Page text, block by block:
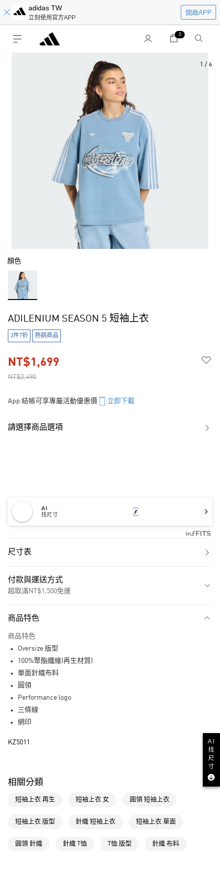
adidas TW
立刻使用官方APP
開啟APP
0
1 / 6
顏色
ADILENIUM SEASON 5 短袖上衣
3件7折 熱銷商品
NT$2,490
NT$1,699
App 結帳可享專屬活動優惠價 立即下載
請選擇商品選項
AI
找尺寸
尺寸表
付款與運送方式
超取滿NT$1,500免運
LINE Pay
全家取貨付款
萊爾富取貨付款
每筆NT$80，滿NT$1,500(含以上)免運費
7-11取貨付款
商品特色
商品特色
Oversize 版型
100%聚酯纖維(再生材質)
單面針織布料
圓領
Performance logo
三條線
網印
KZ5011
相關分類
短袖上衣 再生 短袖上衣 女 圓領 短袖上衣
短袖上衣 版型 針織 短袖上衣 短袖上衣 單面
圓領 針織 針織 T恤 T恤 版型 針織 布料
AI
找
尺
寸